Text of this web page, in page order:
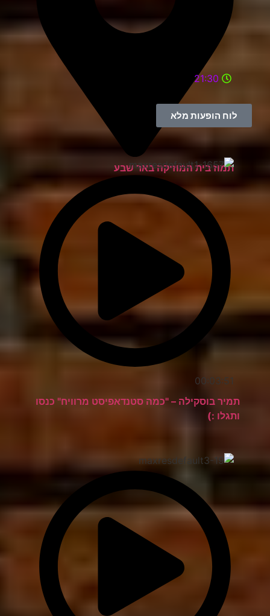
תמוז בית המוזיקה באר שבע
21:30
לוח הופעות מלא
00:03:51
תמיר בוסקילה – "כמה סטנדאפיסט מרוויח" כנסו
ותגלו :)